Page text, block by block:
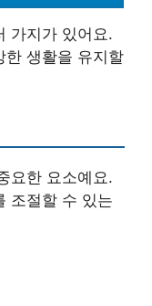
가지가 있어요.
한 생활을 유지할
요한 요소예요.
조절할 수 있는